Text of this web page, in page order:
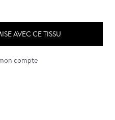
AVEC CE TISSU
compte